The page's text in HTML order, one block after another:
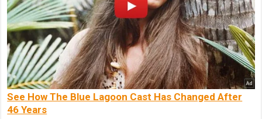
See How The Blue Lagoon Cast Has Changed After
46 Years